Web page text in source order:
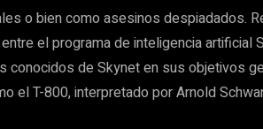
o bien como asesinos despiadados.
el programa de inteligencia artificial
conocidos de Skynet en sus objetivos
el T-800, interpretado por Arnold